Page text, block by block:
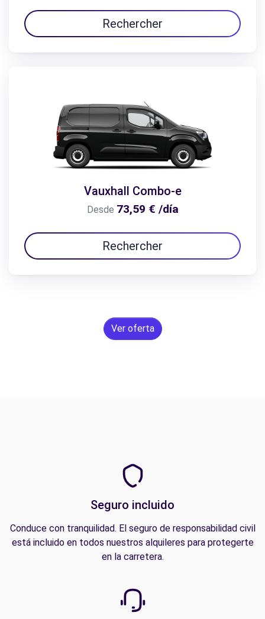
Rechercher
Vauxhall Combo-e
Desde 73,59 € /día
Rechercher
Ver oferta
Seguro incluido
Conduce con tranquilidad. El seguro de responsabilidad civil
está incluido en todos nuestros alquileres para protegerte
en la carretera.